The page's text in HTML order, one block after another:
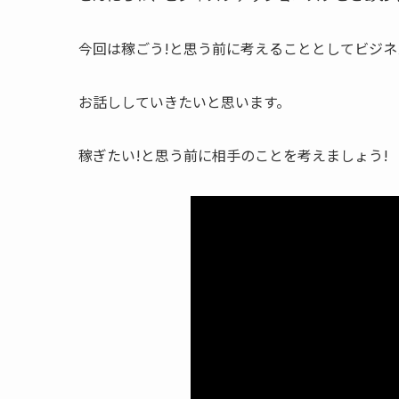
今回は稼ごう!と思う前に考えることとしてビジ
お話ししていきたいと思います。
稼ぎたい!と思う前に相手のことを考えましょう!